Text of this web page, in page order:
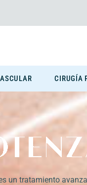
CIRUGÍA
un tratamiento